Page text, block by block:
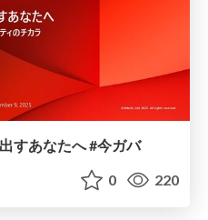
すあなたへ #今ガバ
0 220